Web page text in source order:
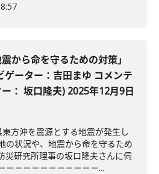
震から命を守るための対策」
ゲーター：吉田まゆ コメンテ
： 坂口隆夫) 2025年12月9日
方沖を震源とする地震が発生し
の状況や、地震から命を守るため
災研究所理事の坂口隆夫さんに伺
＝＝＝＝＝＝＝＝＝＝＝...